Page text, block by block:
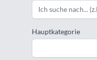
Hauptkategorie